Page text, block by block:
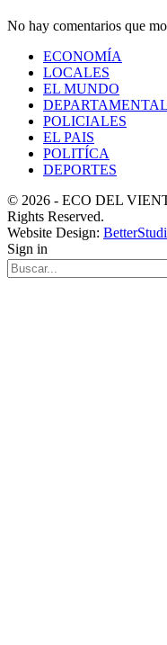
No hay comentarios que
ECONOMÍA
LOCALES
EL MUNDO
POLICIALES
EL PAIS
POLITÍCA
DEPORTES
© 2026 - ECO DEL
Rights Reserved.
Website Design:
Sign in